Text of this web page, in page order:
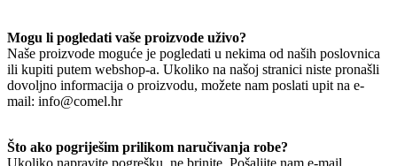
Mogu li pogledati vaše proizvode uživo?
Naše proizvode moguće je pogledati u nekima od naših poslovnica
ili kupiti putem webshop-a. Ukoliko na našoj stranici niste pronašli
dovoljno informacija o proizvodu, možete nam poslati upit na e-
mail: info@comel.hr
Što ako pogriješim prilikom naručivanja robe?
Ukoliko napravite pogrešku, ne brinite. Pošaljite nam e-mail,